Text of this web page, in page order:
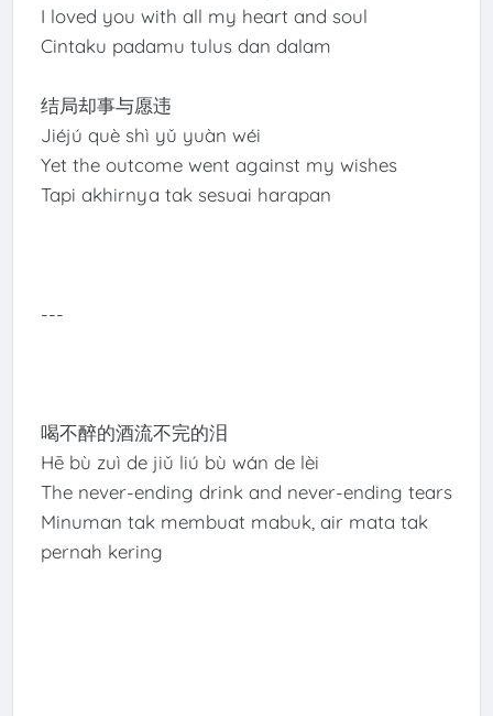
I loved you with all my heart and soul
Cintaku padamu tulus dan dalam
结局却事与愿违
Jiéjú què shì yǔ yuàn wéi
Yet the outcome went against my wishes
Tapi akhirnya tak sesuai harapan
---
喝不醉的酒流不完的泪
Hē bù zuì de jiǔ liú bù wán de lèi
The never-ending drink and never-ending tears
Minuman tak membuat mabuk, air mata tak
pernah kering